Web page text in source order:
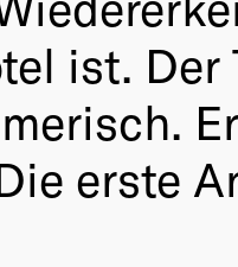
ist. Der
erste